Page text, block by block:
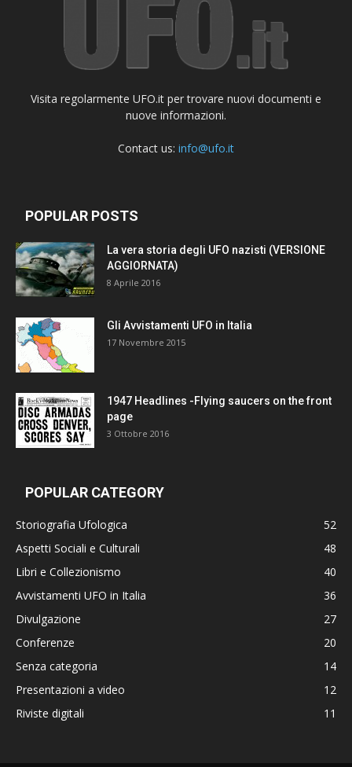
Visita regolarmente UFO.it per trovare nuovi documenti e
nuove informazioni.
Contact us: info@ufo.it
POPULAR POSTS
La vera storia degli UFO nazisti (VERSIONE
AGGIORNATA)
8 Aprile 2016
Gli Avvistamenti UFO in Italia
17 Novembre 2015
1947 Headlines -Flying saucers on the front
page
3 Ottobre 2016
POPULAR CATEGORY
Storiografia Ufologica
52
Aspetti Sociali e Culturali
48
Libri e Collezionismo
40
Avvistamenti UFO in Italia
36
Divulgazione
27
Conferenze
20
Senza categoria
14
Presentazioni a video
12
Riviste digitali
11